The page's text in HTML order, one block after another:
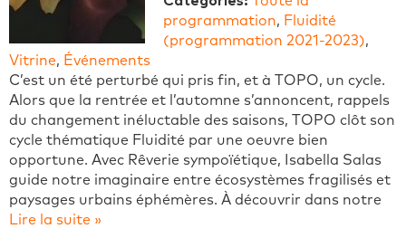
programmation, Fluidité
(programmation 2021-2023),
Vitrine, Événements
C’est un été perturbé qui pris fin, et à TOPO, un cycle.
Alors que la rentrée et l’automne s’annoncent, rappels
du changement inéluctable des saisons, TOPO clôt son
cycle thématique Fluidité par une oeuvre bien
opportune. Avec Rêverie sympoïétique, Isabella Salas
guide notre imaginaire entre écosystèmes fragilisés et
paysages urbains éphémères. À découvrir dans notre
Lire la suite »